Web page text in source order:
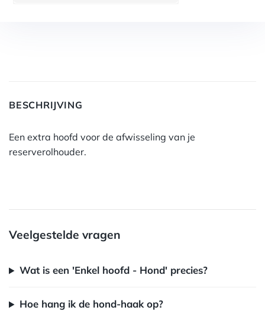
BESCHRIJVING
Een extra hoofd voor de afwisseling van je
reserverolhouder.
Veelgestelde vragen
Wat is een 'Enkel hoofd - Hond' precies?
Hoe hang ik de hond-haak op?